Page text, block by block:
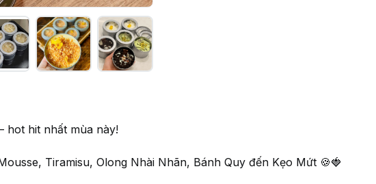
hot hit nhất mùa này!
Tiramisu, Olong Nhài Nhãn, Bánh Quy đến Kẹo Mứt 🍪🍓